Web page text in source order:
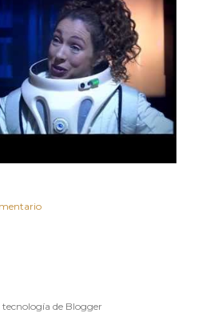
tecnología de Blogger